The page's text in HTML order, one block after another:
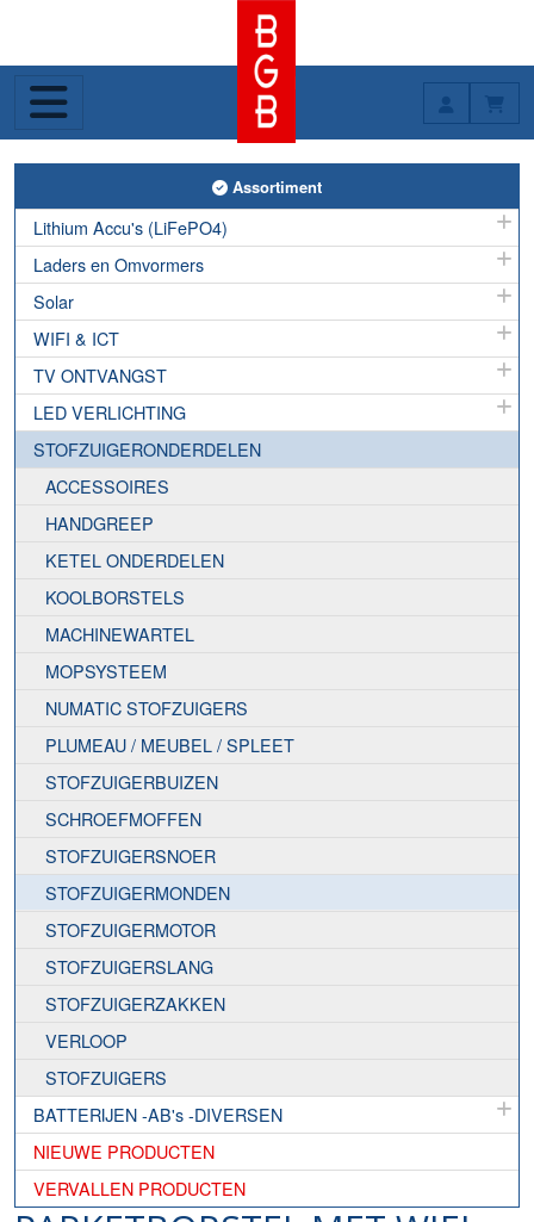
Toggle Assortiment
Assortiment
Lithium Accu's (LiFePO4)
Laders en Omvormers
Solar
WIFI & ICT
TV ONTVANGST
LED VERLICHTING
STOFZUIGERONDERDELEN
ACCESSOIRES
HANDGREEP
KETEL ONDERDELEN
KOOLBORSTELS
MACHINEWARTEL
MOPSYSTEEM
NUMATIC STOFZUIGERS
PLUMEAU / MEUBEL / SPLEET
STOFZUIGERBUIZEN
SCHROEFMOFFEN
STOFZUIGERSNOER
STOFZUIGERMONDEN
STOFZUIGERMOTOR
STOFZUIGERSLANG
STOFZUIGERZAKKEN
VERLOOP
STOFZUIGERS
BATTERIJEN -AB's -DIVERSEN
NIEUWE PRODUCTEN
VERVALLEN PRODUCTEN